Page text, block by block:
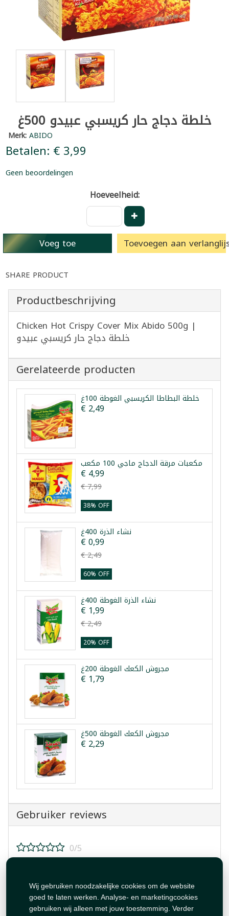
Wij gebruiken noodzakelijke cookies om de website
goed te laten werken. Analyse- en marketingcookies
gebruiken wij alleen met jouw toestemming. Verder
خلطة دجاج حار كريسبي عبيدو 500غ
Merk:ABIDO
Betalen: € 3,99
Geen beoordelingen
Hoeveelheid:
Voeg toe Toevoegen aan
SHARE PRODUCT
Productbeschrijving
Chicken Hot Crispy Cover Mix Abido 500g |
خلطة دجاج حار كريسبي عبيدو
Gerelateerde producten
خلطة البطاطا الكريسبي الغوطة 100غ
€ 2,49
مكعبات مرقة الدجاج ماجي 100 مكعب
€ 4,99
€ 7,99
38% OFF
نشاء الذرة 400غ
€ 0,99
€ 2,49
60% OFF
نشاء الذرة الغوطة 400غ
€ 1,99
€ 2,49
20% OFF
مجروش الكعك الغوطة 200غ
€ 1,79
مجروش الكعك الغوطة 500غ
€ 2,29
Gebruiker reviews
0/5